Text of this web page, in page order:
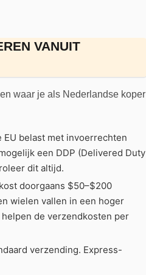
VANUIT
waar je als Nederlandse koper
belast met invoerrechten
een DDP (Delivered Duty
dit altijd.
doorgaans $50–$200
wielen vallen in een hoger
de verzendkosten per
verzending. Express-